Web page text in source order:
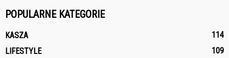
POPULARNE KATEGORIE
KASZA
114
LIFESTYLE
109